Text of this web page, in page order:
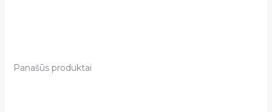
Panašūs produktai